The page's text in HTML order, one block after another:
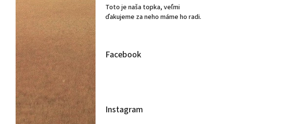
Toto je naša topka, veľmi
ďakujeme za neho máme ho radi.
Facebook
Instagram